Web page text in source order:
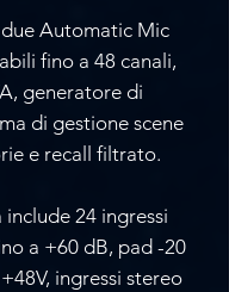
Automatic Mic
fino a 48 canali,
generatore di
di gestione scene
e recall filtrato.
24 ingressi
a +60 dB, pad -20
ingressi stereo